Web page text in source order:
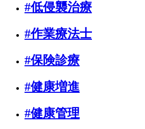
#低侵襲治療
#作業療法士
#保険診療
#健康増進
#健康管理